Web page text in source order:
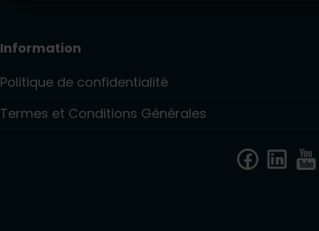
Information
Politique de confidentialité
Termes et Conditions Générales